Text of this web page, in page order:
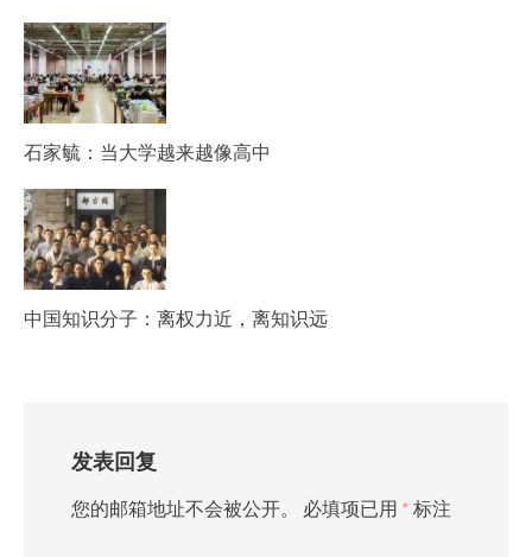
石家毓：当大学越来越像高中
中国知识分子：离权力近，离知识远
发表回复
您的邮箱地址不会被公开。 必填项已用 * 标注